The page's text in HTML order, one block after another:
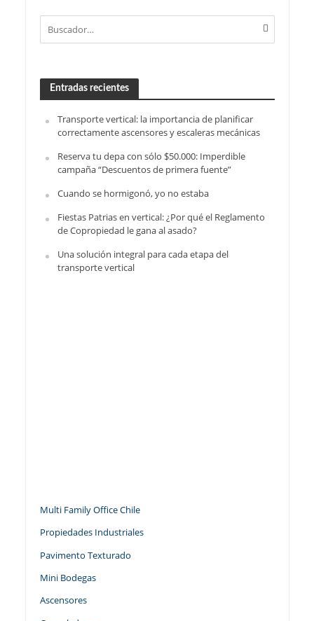
Entradas recientes
Transporte vertical: la importancia de planificar
correctamente ascensores y escaleras mecánicas
Reserva tu depa con sólo $50.000: Imperdible
campaña “Descuentos de primera fuente”
Cuando se hormigonó, yo no estaba
Fiestas Patrias en vertical: ¿Por qué el Reglamento
de Copropiedad le gana al asado?
Una solución integral para cada etapa del
transporte vertical
Multi Family Office Chile
Propiedades Industriales
Pavimento Texturado
Mini Bodegas
Ascensores